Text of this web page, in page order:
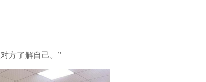
方了解自己。”